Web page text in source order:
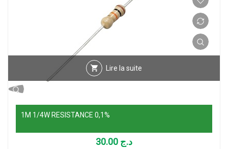
Lire la suite
1M 1/4W RESISTANCE 0,1%
د.ج